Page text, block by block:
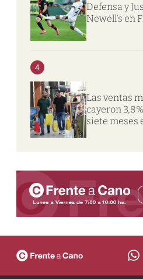
Defensa y
Newell’s en
4
Las ventas
cayeron
siete meses